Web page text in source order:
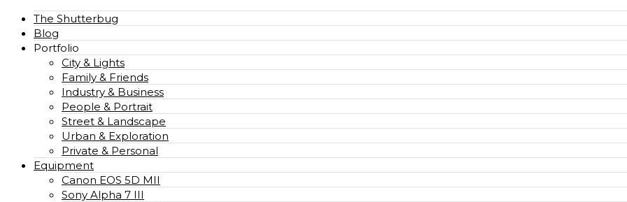
The Shutterbug
Blog
Portfolio
City & Lights
Family & Friends
Industry & Business
People & Portrait
Street & Landscape
Urban & Exploration
Private & Personal
Equipment
Canon EOS 5D MII
Sony Alpha 7 III